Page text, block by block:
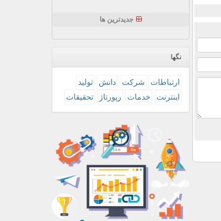
جدیدترین ها
تگها
ارتباطات شركت دانش
تولید
اینترنت
خدمات رپورتاژ تحقیقات